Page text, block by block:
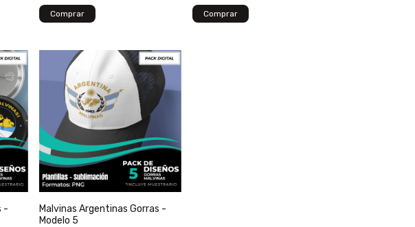
-
Malvinas Argentinas Gorras -
Modelo 5